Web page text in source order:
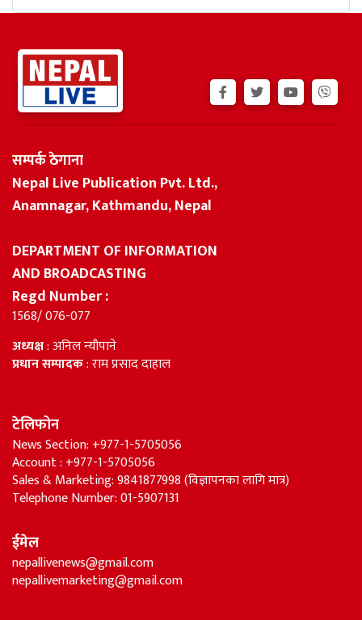
सम्पर्क ठेगाना
Nepal Live Publication Pvt. Ltd.,
Anamnagar, Kathmandu, Nepal
DEPARTMENT OF INFORMATION
AND BROADCASTING
Regd Number :
1568/ 076-077
अध्यक्ष: अनिल न्यौपाने
प्रधान सम्पादक: राम प्रसाद दाहाल
टेलिफोन
News Section: +977-1-5705056
Account : +977-1-5705056
Sales & Marketing: 9841877998 (विज्ञापनका लागि मात्र)
Telephone Number: 01-5907131
ईमेल
nepallivenews@gmail.com
nepallivemarketing@gmail.com